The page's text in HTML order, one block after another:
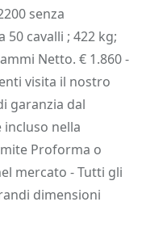
senza
50 cavalli ; 422 kg;
Netto. € 1.860 -
visita il nostro
garanzia dal
nella
Proforma o
mercato - Tutti gli
dimensioni